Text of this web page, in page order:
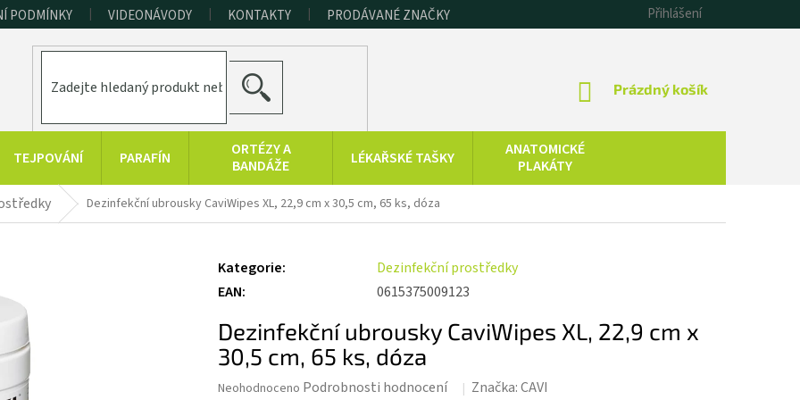
PODMÍNKY VIDEONÁVODY KONTAKTY PRODÁVANÉ ZNAČKY Přihlášení
HLEDAT
NÁKUPNÍ
Prázdný košík
TEJPOVÁNÍ PARAFÍN
ORTÉZY A
BANDÁŽE
LÉKAŘSKÉ TAŠKY
ANATOMICKÉ
PLAKÁTY
POMŮCKY
SPORT A
FITNESS
RAŠELINOVÉ
VÝROBKY
CHLADOVÁ
TERAPIE
MRTVÉHO MOŘE
STŘÍBRO,
ZLATO, ZINEK
Dezinfekční ubrousky CaviWipes XL, 22,9 cm x 30,5 cm, 65 ks, dóza
Kategorie:
Dezinfekční prostředky
EAN: 0615375009123
Dezinfekční ubrousky CaviWipes XL, 22,9 cm x
30,5 cm, 65 ks, dóza
Průměrné
Neohodnoceno Podrobnosti hodnocení Značka:CAVI